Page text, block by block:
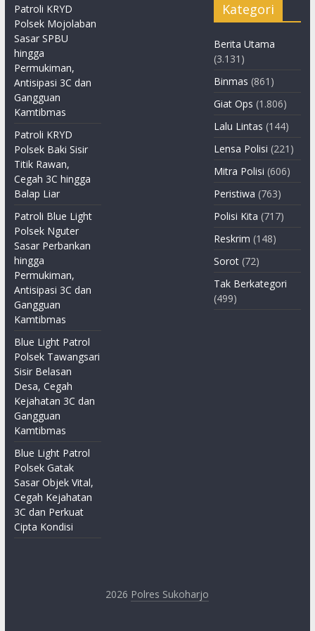
Patroli KRYD
Polsek Mojolaban
Sasar SPBU
hingga
Permukiman,
Antisipasi 3C dan
Gangguan
Kamtibmas
Patroli KRYD
Polsek Baki Sisir
Titik Rawan,
Cegah 3C hingga
Balap Liar
Patroli Blue Light
Polsek Nguter
Sasar Perbankan
hingga
Permukiman,
Antisipasi 3C dan
Gangguan
Kamtibmas
Blue Light Patrol
Polsek Tawangsari
Sisir Belasan
Desa, Cegah
Kejahatan 3C dan
Gangguan
Kamtibmas
Blue Light Patrol
Polsek Gatak
Sasar Objek Vital,
Cegah Kejahatan
3C dan Perkuat
Cipta Kondisi
Kategori
Berita Utama
(3.131)
Binmas (861)
Giat Ops (1.806)
Lalu Lintas (144)
Lensa Polisi (221)
Mitra Polisi (606)
Peristiwa (763)
Polisi Kita (717)
Reskrim (148)
Sorot (72)
Tak Berkategori
(499)
2026 Polres Sukoharjo